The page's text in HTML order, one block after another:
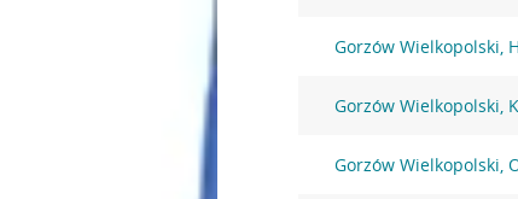
Gorzów Wielkopolski,
Gorzów Wielkopolski,
Gorzów Wielkopolski,